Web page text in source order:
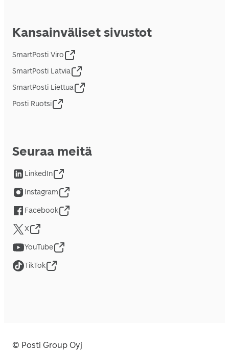
Kansainväliset sivustot
SmartPosti Viro
SmartPosti Latvia
SmartPosti Liettua
Posti Ruotsi
Seuraa meitä
LinkedIn
Instagram
Facebook
X
YouTube
TikTok
© Posti Group Oyj